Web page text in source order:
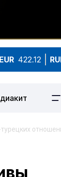
EUR 422.12